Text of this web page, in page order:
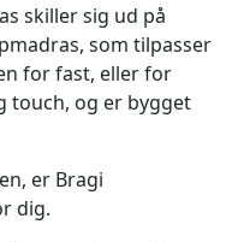
skiller sig ud på
som tilpasser
for fast, eller for
touch, og er bygget
er Bragi
dig.